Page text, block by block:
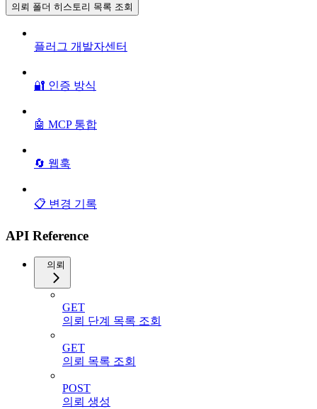
의뢰 폴더 히스토리 목록 조회
플러그 개발자센터
🔐 인증 방식
🤖 MCP 통합
🔄 웹훅
📋 변경 기록
API Reference
의뢰
GET
의뢰 단계 목록 조회
GET
의뢰 목록 조회
POST
의뢰 생성